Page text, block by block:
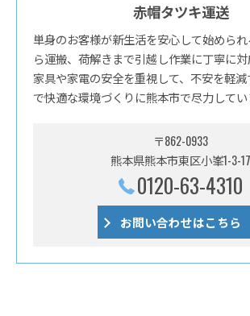
赤帽タツキ運送
単身のお客様が新生活を安心して始めら
ら運搬、荷解きまで引越し作業に丁寧に対
家具や家電の安全を重視して、不安を軽
で快適な環境づくりに熊本市で尽力してい
〒862-0933
熊本県熊本市東区小峯1-3-17
0120-63-4310
お問い合わせはこちら